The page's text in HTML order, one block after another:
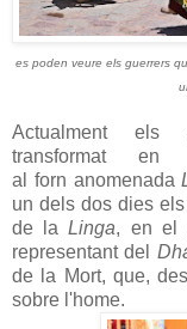
es poden veure els guerrers
Actualment els
transformat
al forn anomenada
un dels dos dies
de laLinga, en el
representant del
de la Mort, que,
sobre l'home.